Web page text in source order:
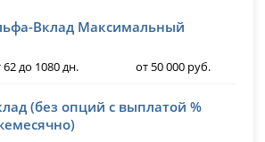
Вклад Максимальный
62 до 1080 дн. от 50 000 руб.
(без опций с выплатой %